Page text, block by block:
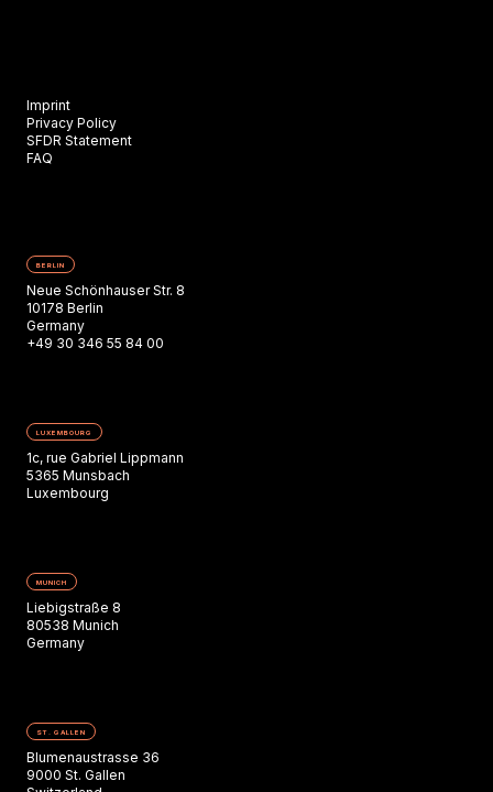
Imprint
Privacy Policy
SFDR Statement
FAQ
BERLIN
Neue Schönhauser Str. 8
10178 Berlin
Germany
+49 30 346 55 84 00
LUXEMBOURG
1c, rue Gabriel Lippmann
5365 Munsbach
Luxembourg
MUNICH
Liebigstraße 8
80538 Munich
Germany
ST. GALLEN
Blumenaustrasse 36
9000 St. Gallen